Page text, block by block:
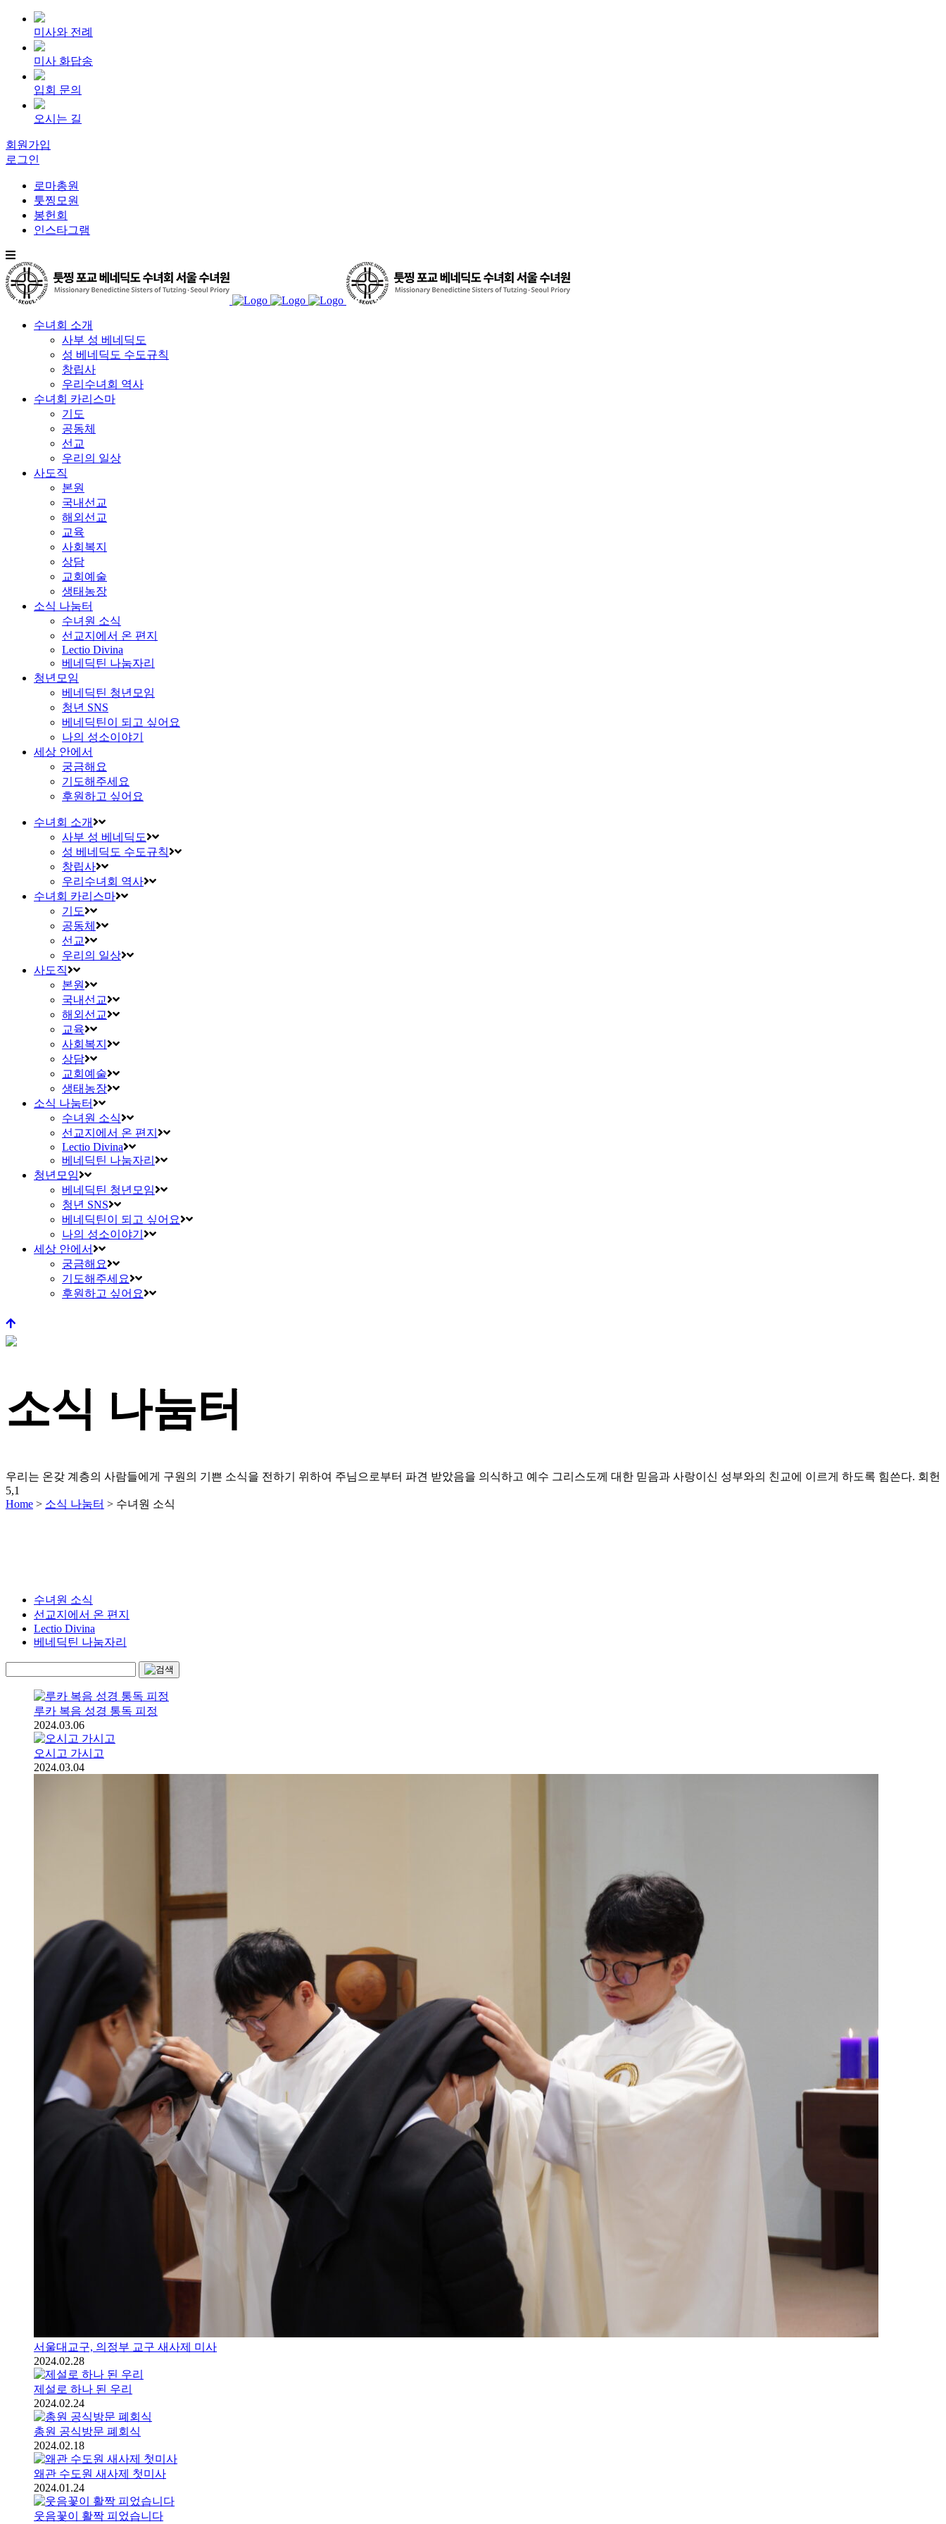
미사와 전례
미사 화답송
입회 문의
오시는 길
회원가입
로그인
로마총원
툿찡모원
봉헌회
인스타그램
수녀회 소개
사부 성 베네딕도
성 베네딕도 수도규칙
창립사
우리수녀회 역사
수녀회 카리스마
기도
공동체
선교
우리의 일상
사도직
본원
국내선교
해외선교
교육
사회복지
상담
교회예술
생태농장
소식 나눔터
수녀원 소식
선교지에서 온 편지
Lectio Divina
베네딕틴 나눔자리
청년모임
베네딕틴 청년모임
청년 SNS
베네딕틴이 되고 싶어요
나의 성소이야기
세상 안에서
궁금해요
기도해주세요
후원하고 싶어요
수녀회 소개
사부 성 베네딕도
성 베네딕도 수도규칙
창립사
우리수녀회 역사
수녀회 카리스마
기도
공동체
선교
우리의 일상
사도직
본원
국내선교
해외선교
교육
사회복지
상담
교회예술
생태농장
소식 나눔터
수녀원 소식
선교지에서 온 편지
Lectio Divina
베네딕틴 나눔자리
청년모임
베네딕틴 청년모임
청년 SNS
베네딕틴이 되고 싶어요
나의 성소이야기
세상 안에서
궁금해요
기도해주세요
후원하고 싶어요
소식 나눔터
우리는 온갖 계층의 사람들에게 구원의 기쁜 소식을 전하기 위하여 주님으로부터 파견 받았음을 의식하고 예수 그리스도께 대한 믿음과 사랑이신 성부와의 친교에 이르게 하도록 힘쓴다. 회헌
5,1
Home > 소식 나눔터 > 수녀원 소식
수녀원 소식
선교지에서 온 편지
Lectio Divina
베네딕틴 나눔자리
루카 복음 성경 통독 피정
2024.03.06
오시고 가시고
2024.03.04
서울대교구, 의정부 교구 새사제 미사
2024.02.28
제설로 하나 된 우리
2024.02.24
총원 공식방문 폐회식
2024.02.18
왜관 수도원 새사제 첫미사
2024.01.24
웃음꽃이 활짝 피었습니다